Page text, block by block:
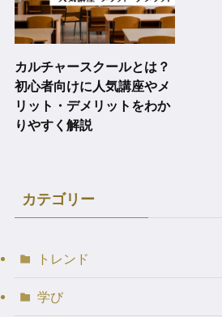
カルチャースクールとは？
初心者向けに人気講座やメ
リット・デメリットをわか
りやすく解説
カテゴリー
トレンド
学び